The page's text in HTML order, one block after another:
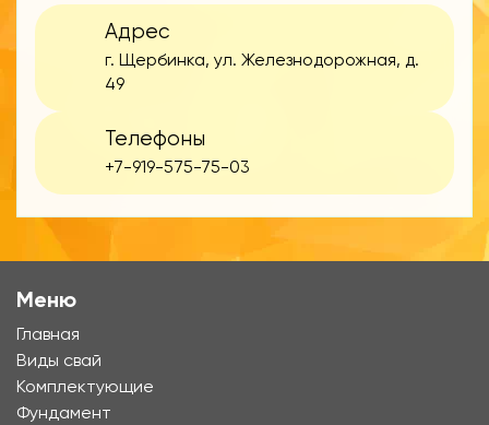
Адрес
г. Щербинка, ул. Железнодорожная, д.
49
Телефоны
+7-919-575-75-03
Меню
Главная
Виды свай
Комплектующие
Фундамент